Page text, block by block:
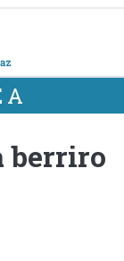
berriro